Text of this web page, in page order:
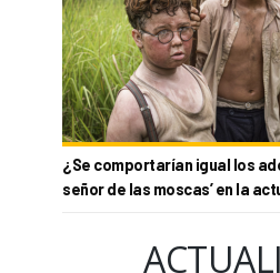
¿Se comportarían igual los
señor de las moscas’ en la